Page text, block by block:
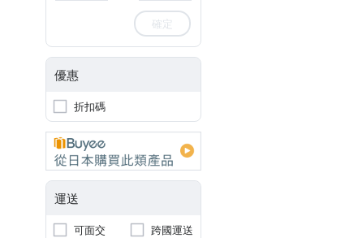
確定
優惠
折扣碼
運送
可面交 跨國運送